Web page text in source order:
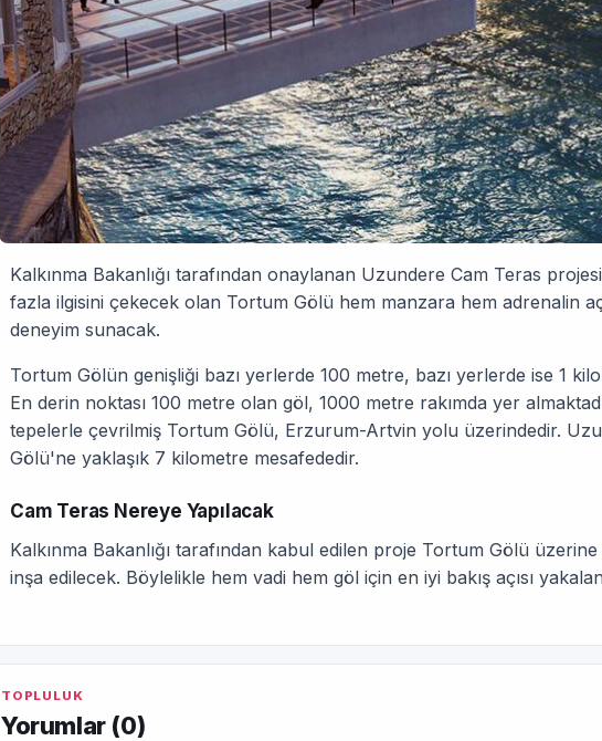
Kalkınma Bakanlığı tarafından onaylanan Uzundere Cam Teras
fazla ilgisini çekecek olan Tortum Gölü hem manzara hem adrenalin
deneyim sunacak.
Tortum Gölün genişliği bazı yerlerde 100 metre, bazı yerlerde ise 1
En derin noktası 100 metre olan göl, 1000 metre rakımda yer
tepelerle çevrilmiş Tortum Gölü, Erzurum-Artvin yolu üzerindedir.
Gölü'ne yaklaşık 7 kilometre mesafededir.
Cam Teras Nereye Yapılacak
Kalkınma Bakanlığı tarafından kabul edilen proje Tortum Gölü
inşa edilecek. Böylelikle hem vadi hem göl için en iyi bakış açısı
TOPLULUK
Yorumlar (0)